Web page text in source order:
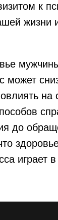
к
жизни
может
на
до
играет